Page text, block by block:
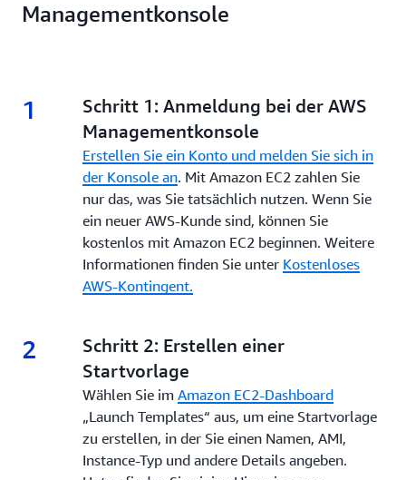
Managementkonsole
1 1.
Schritt 1: Anmeldung bei der AWS
Managementkonsole
Erstellen Sie ein Konto und melden Sie sich in
der Konsole an. Mit Amazon EC2 zahlen Sie
nur das, was Sie tatsächlich nutzen. Wenn Sie
ein neuer AWS-Kunde sind, können Sie
kostenlos mit Amazon EC2 beginnen. Weitere
Informationen finden Sie unter Kostenloses
AWS-Kontingent.
2 2.
Schritt 2: Erstellen einer
Startvorlage
Wählen Sie im Amazon EC2-Dashboard
„Launch Templates“ aus, um eine Startvorlage
zu erstellen, in der Sie einen Namen, AMI,
Instance-Typ und andere Details angeben.